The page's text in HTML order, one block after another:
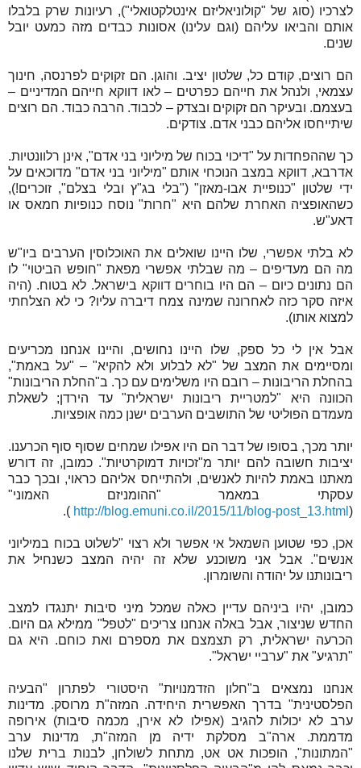
לצרכיו (סוג של "קולוניאליזם אינטלקטואלי"), רעיונות שרק בלבלו
אותם והביאו עליהם (וגם עלינו) אסונות כבדים מזה כמעט יובל
שנים.
הם רוצים, קודם כל, שלטון יציב. והוגן. הם זקוקים לפרנסה, חינוך
עצמאי, ולנהל את חייהם כפרטים – לאו דווקא חייהם המדיניים –
בעצמם. ובעיקר הם זקוקים ובצדק – לכבוד. הרבה כבוד. הם רוצים
שיתייחסו אליהם כבני אדם. צודקים.
כך שההפחדות על "דיכוי בכוח של מיליוני בני אדם", אינן רלוונטיות.
אדרבא, דווקא במצב הנוכחי אותם "מיליוני בני אדם" מדוכאים על
ידי שלטון "כנופיית אבו-מאזן" ("בלי בג"ץ ובלי בצלם", זוכרים!),
כשהאופציה האחרת שלהם היא "חרות" נוסח כנופיות חמאס או
דאע"ש.
לא בלתי אפשרי, שלו היינו שואלים את האוכלוסין הערבים ביו"ש
מה הם מעדיפים – מה שבלתי אפשרי מפאת "חופש הביטוי" לו
הם נתונים כיום – הם היו בוחרים דווקא בישראל. לא בטוח. (היה
איזה סקר כזה לאחרונה שמינה צמח דיברה עליו? כי לא הצלחתי
למצוא אותו).
אבל אין לי כל ספק, שלו היינו נחושים, והיינו אנחנו מכריעים
ומסיימים את המצב של "לא לבלוע ולא להקיא" – "על באמת",
בהחלת הריבונות – רובם היו משלימים עם כך. ב"החלת הריבונות"
הכוונה היא "למטריית ריבונות ישראלית" עד הירדן; לשאלת
מעמדם הפוליטי של התושבים הערבים ישנן כמה אופציות.
יותר מכך, בסופו של דבר הם היו אפילו שמחים שסוף סוף הכרענו.
יציבות חשובה להם יותר מ"זכויות דמוקרטיות". כמובן, זה דורש
מאתנו באמת להיות לאנשים, ולהתייחס אליהם כראוי, ובכך כבר
עסקתי במאמר "ההומניזם האמוני"
(
http://blog.emuni.co.il/2015/11/blog-post_13.html
).
אכן, כפי שטוען השמאל אי אפשר ולא רצוי "לשלוט בכוח במיליוני
אנשים". אבל אני משוכנע שלא זה יהיה המצב כשנחיל את
ריבונותנו על יהודה והשומרון.
כמובן, יהיו ביניהם עדיין כאלה שמכל מיני סיבות יתנגדו למצב
החדש שניצור, אבל באלה אנחנו צריכים "לטפל" ממילא גם היום.
הכרעה ישראלית, רק תצמצם את מספרם ואת כוחם. היא גם
"תרגיע" את "ערביי ישראל".
אנחנו נמצאים ב"חלון הזדמנויות" היסטורי לפתרון "הבעיה
הפלסטינית" בדרך האפשרית היחידה. המזה"ת מרוסק. מדינות
ערב לא יכולות להגיב (אפילו לא אירן, מכמה סיבות) אירופה
מדממת. ארה"ב מסלקת ידיה מן המזה"ת, מדינות ערב
"המתונות", הופכות אט אט, מתחת לשולחן, לבנות ברית שלנו